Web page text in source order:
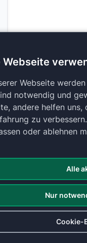
Webseite
Webseite
notwendig und
andere helfen uns,
zu
oder ablehnen
Alle
Nur
Cookie-